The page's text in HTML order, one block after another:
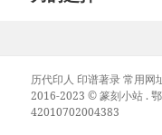
历代印人 印谱著录 常用网
2016-2023 ©篆刻小站 .
42010702004383